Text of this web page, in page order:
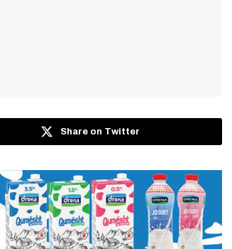
Share on Twitter